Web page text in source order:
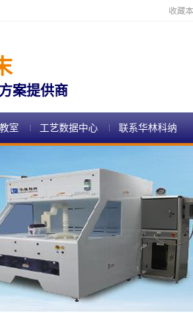
收藏
案提供商
室 工艺数据中心 联系华林科纳